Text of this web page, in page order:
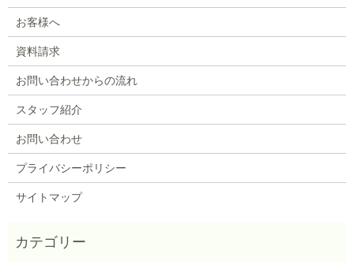
お客様へ
資料請求
お問い合わせからの流れ
スタッフ紹介
お問い合わせ
プライバシーポリシー
サイトマップ